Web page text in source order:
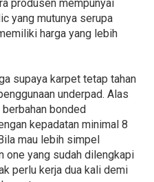
produsen mempunyai
yang mutunya serupa
harga yang lebih
supaya karpet tetap tahan
underpad. Alas
bonded
kepadatan minimal 8
mau lebih simpel
one yang sudah dilengkapi
perlu kerja dua kali demi